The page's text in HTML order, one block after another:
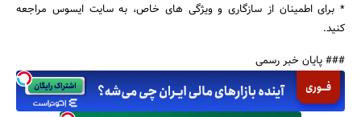
* برای اطمینان از سازگاری و ویژگی های خاص، به سایت ایسوس مراجعه
کنید.
### پایان خبر رسمی